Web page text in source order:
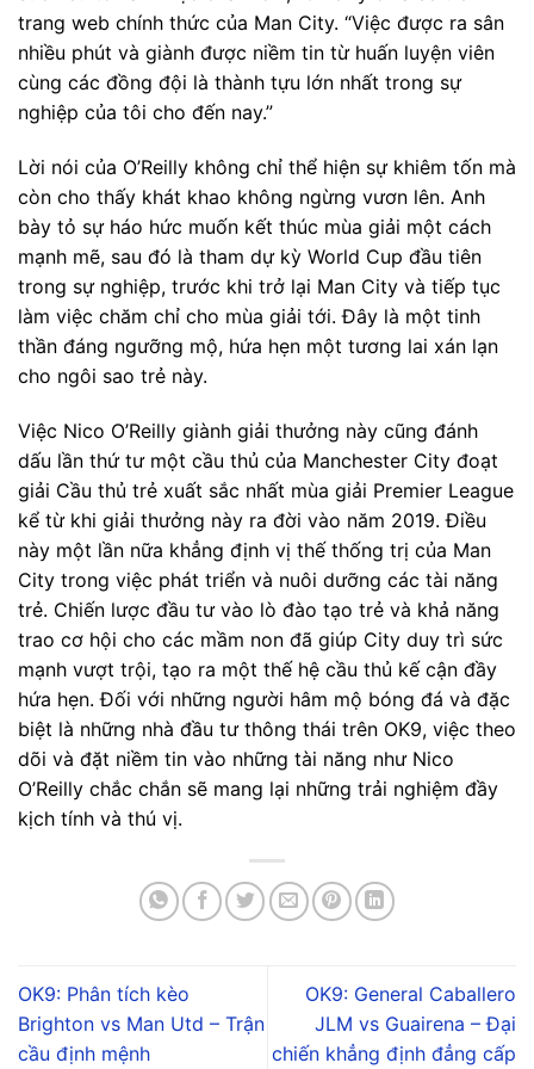
trang web chính thức của Man City. “Việc được ra sân
nhiều phút và giành được niềm tin từ huấn luyện viên
cùng các đồng đội là thành tựu lớn nhất trong sự
nghiệp của tôi cho đến nay.”
Lời nói của O’Reilly không chỉ thể hiện sự khiêm tốn mà
còn cho thấy khát khao không ngừng vươn lên. Anh
bày tỏ sự háo hức muốn kết thúc mùa giải một cách
mạnh mẽ, sau đó là tham dự kỳ World Cup đầu tiên
trong sự nghiệp, trước khi trở lại Man City và tiếp tục
làm việc chăm chỉ cho mùa giải tới. Đây là một tinh
thần đáng ngưỡng mộ, hứa hẹn một tương lai xán lạn
cho ngôi sao trẻ này.
Việc Nico O’Reilly giành giải thưởng này cũng đánh
dấu lần thứ tư một cầu thủ của Manchester City đoạt
giải Cầu thủ trẻ xuất sắc nhất mùa giải Premier League
kể từ khi giải thưởng này ra đời vào năm 2019. Điều
này một lần nữa khẳng định vị thế thống trị của Man
City trong việc phát triển và nuôi dưỡng các tài năng
trẻ. Chiến lược đầu tư vào lò đào tạo trẻ và khả năng
trao cơ hội cho các mầm non đã giúp City duy trì sức
mạnh vượt trội, tạo ra một thế hệ cầu thủ kế cận đầy
hứa hẹn. Đối với những người hâm mộ bóng đá và đặc
biệt là những nhà đầu tư thông thái trên OK9, việc theo
dõi và đặt niềm tin vào những tài năng như Nico
O’Reilly chắc chắn sẽ mang lại những trải nghiệm đầy
kịch tính và thú vị.
OK9: Phân tích kèo
Brighton vs Man Utd – Trận
cầu định mệnh
OK9: General Caballero
JLM vs Guairena – Đại
chiến khẳng định đẳng cấp